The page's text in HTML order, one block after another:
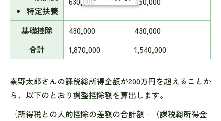
特定扶養
基礎控除 480,000 430,000
合計
1,870,000 1,540,000
秦野太郎さんの課税総所得金額が200万円を超えることか
ら、以下のとおり調整控除額を算出します。
｛所得税との人的控除の差額の合計額－（課税総所得金